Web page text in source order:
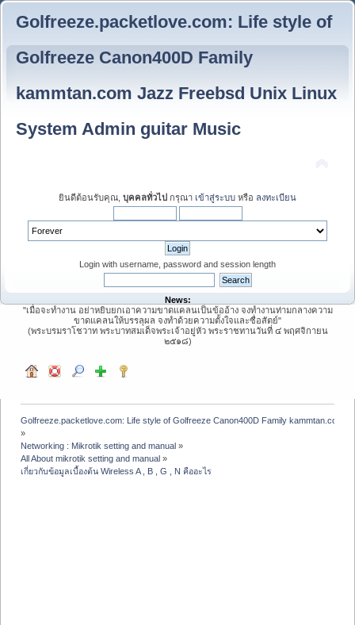
Golfreeze.packetlove.com: Life style of
Golfreeze Canon400D Family
kammtan.com Jazz Freebsd Unix Linux
System Admin guitar Music
ยินดีต้อนรับคุณ, บุคคลทั่วไป กรุณา เข้าสู่ระบบ หรือ ลงทะเบียน
Login with username, password and session length
News:
"เมื่อจะทำงาน อย่าหยิบยกเอาความขาดแคลนเป็นข้ออ้าง จงทำงานท่ามกลางความ
ขาดแคลนให้บรรลุผล จงทำด้วยความตั้งใจและซื่อสัตย์"
(พระบรมราโชวาท พระบาทสมเด็จพระเจ้าอยู่หัว พระราชทานวันที่ ๔ พฤศจิกายน
๒๕๑๘)
Golfreeze.packetlove.com: Life style of Golfreeze Canon400D Family kammtan.com
»
Networking : Mikrotik setting and manual »
All About mikrotik setting and manual »
เกี่ยวกับข้อมูลเบื้องต้น Wireless A , B , G , N คืออะไร